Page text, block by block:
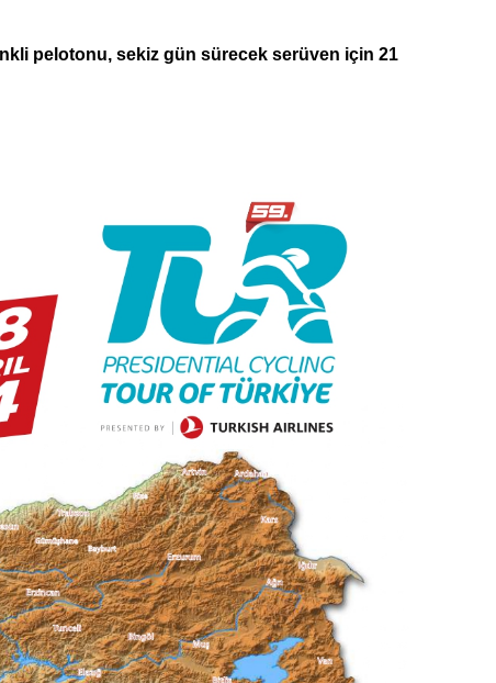
pelotonu, sekiz gün sürecek serüven için 21